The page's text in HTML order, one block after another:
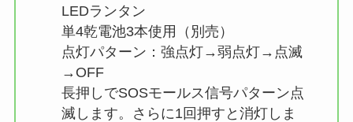
LEDランタン
単4乾電池3本使用（別売）
点灯パターン：強点灯→弱点灯→点滅
→OFF
長押しでSOSモールス信号パターン点
滅します。さらに1回押すと消灯しま